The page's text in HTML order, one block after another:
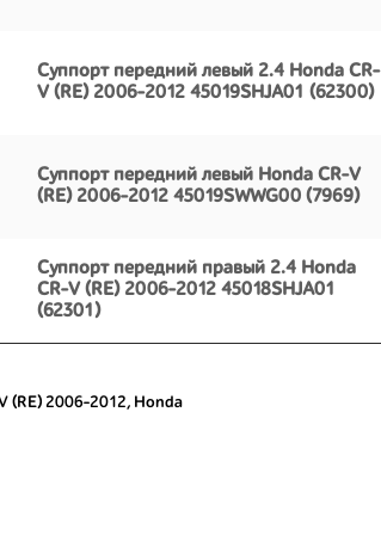
Суппорт передний левый 2.4 Honda CR-
V (RE) 2006-2012 45019SHJA01 (62300)
Суппорт передний левый Honda CR-V
(RE) 2006-2012 45019SWWG00 (7969)
Суппорт передний правый 2.4 Honda
CR-V (RE) 2006-2012 45018SHJA01
(62301)
(RE) 2006-2012, Honda